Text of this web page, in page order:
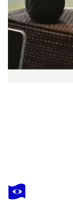
TAMARA
Twilights Embrace